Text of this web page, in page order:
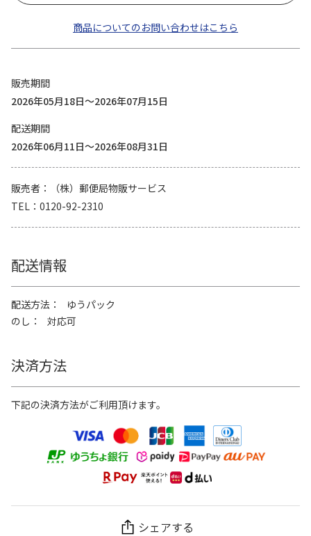
商品についてのお問い合わせはこちら
販売期間
2026年05月18日～2026年07月15日
配送期間
2026年06月11日～2026年08月31日
販売者
（株）郵便局物販サービス
TEL
0120-92-2310
配送情報
配送方法
ゆうパック
のし
対応可
決済方法
下記の決済方法がご利用頂けます。
シェアする